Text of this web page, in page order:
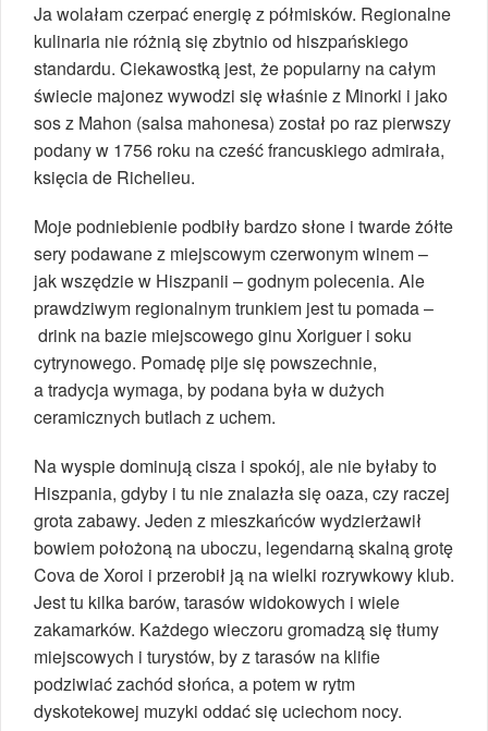
Ja wolałam czerpać energię z półmisków. Regionalne
kulinaria nie różnią się zbytnio od hiszpańskiego
standardu. Ciekawostką jest, że popularny na całym
świecie majonez wywodzi się właśnie z Minorki i jako
sos z Mahon (salsa mahonesa) został po raz pierwszy
podany w 1756 roku na cześć francuskiego admirała,
księcia de Richelieu.
Moje podniebienie podbiły bardzo słone i twarde żółte
sery podawane z miejscowym czerwonym winem –
jak wszędzie w Hiszpanii – godnym polecenia. Ale
prawdziwym regionalnym trunkiem jest tu pomada –
drink na bazie miejscowego ginu Xoriguer i soku
cytrynowego. Pomadę pije się powszechnie,
a tradycja wymaga, by podana była w dużych
ceramicznych butlach z uchem.
Na wyspie dominują cisza i spokój, ale nie byłaby to
Hiszpania, gdyby i tu nie znalazła się oaza, czy raczej
grota zabawy. Jeden z mieszkańców wydzierżawił
bowiem położoną na uboczu, legendarną skalną grotę
Cova de Xoroi i przerobił ją na wielki rozrywkowy klub.
Jest tu kilka barów, tarasów widokowych i wiele
zakamarków. Każdego wieczoru gromadzą się tłumy
miejscowych i turystów, by z tarasów na klifie
podziwiać zachód słońca, a potem w rytm
dyskotekowej muzyki oddać się uciechom nocy.